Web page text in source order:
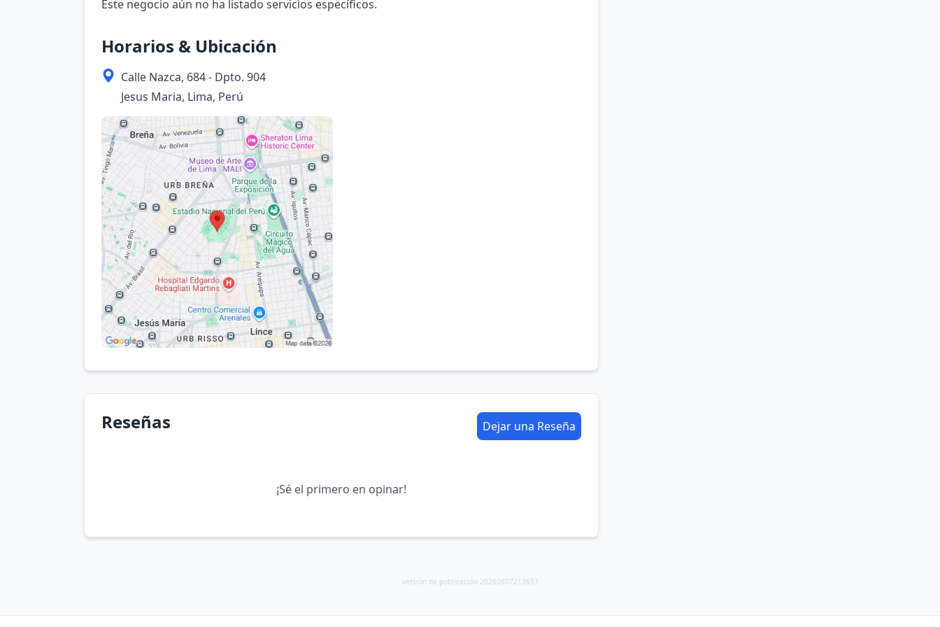
Este negocio aún no ha listado servicios específicos.
Horarios & Ubicación
Calle Nazca, 684 - Dpto. 904
Jesus Maria, Lima, Perú
Reseñas Dejar una Reseña
¡Sé el primero en opinar!
versión de publicación 20260807213657